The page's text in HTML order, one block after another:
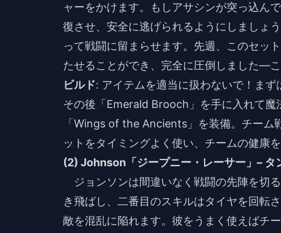
ャーをかけます。もしアサシンが突っ込ん
復させ、安全に逃げられるようにしましょ
って戦闘に留まらせます。先週、このセッ
たせることができ、完全に圧倒しました—
ビルド: アイテムを適当に扱わないで！ま
その後「Emerald Brooch」を手に入れて
「Wings of the Ancients」を装備。チーム
ットをタイミングよく使い、チームの健康
(2) Johnson「ジープニー・レーサー」– タ
ジョンソンは間違いなく戦闘の先陣を切
き飛ばし、二番目のスキルはタイヤを回転
敵を混乱に陥れます。彼をうまく使えばチ